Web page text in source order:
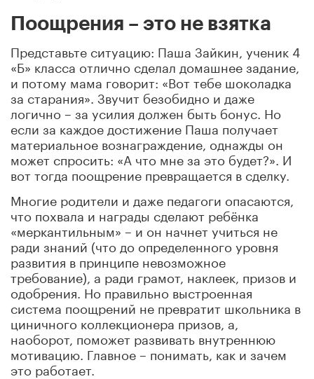
Поощрения – это не взятка
Представьте ситуацию: Паша Зайкин, ученик 4
«Б» класса отлично сделал домашнее задание,
и потому мама говорит: «Вот тебе шоколадка
за старания». Звучит безобидно и даже
логично – за усилия должен быть бонус. Но
если за каждое достижение Паша получает
материальное вознаграждение, однажды он
может спросить: «А что мне за это будет?». И
вот тогда поощрение превращается в сделку.
Многие родители и даже педагоги опасаются,
что похвала и награды сделают ребёнка
«меркантильным» – и он начнет учиться не
ради знаний (что до определенного уровня
развития в принципе невозможное
требование), а ради грамот, наклеек, призов и
одобрения. Но правильно выстроенная
система поощрений не превратит школьника в
циничного коллекционера призов, а,
наоборот, поможет развивать внутреннюю
мотивацию. Главное – понимать, как и зачем
это работает.